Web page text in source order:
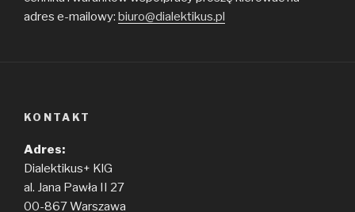
adres e-mailowy: biuro@dialektikus.pl
KONTAKT
Adres:
Dialektikus+ KlG
al. Jana Pawła II 27
00-867 Warszawa